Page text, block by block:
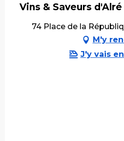
Vins & Saveurs d'Alré
74 Place de la
M'y
J'y vais